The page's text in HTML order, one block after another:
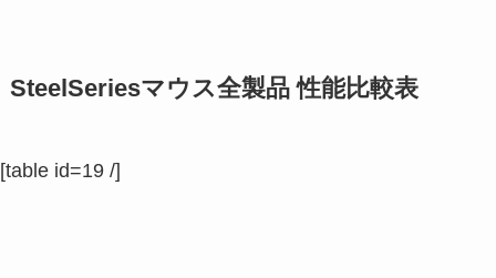
SteelSeriesマウス全製品 性能比較表
[table id=19 /]